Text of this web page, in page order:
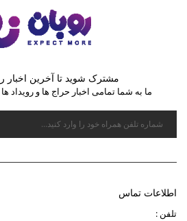
مشترک شوید تا آخرین اخبار
ما به شما تمامی اخبار حراج ها و رویداد
اطلاعات تماس
تلفن :